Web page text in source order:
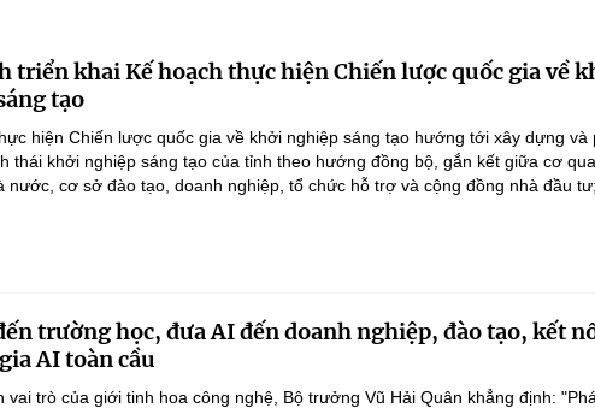
triển khai Kế hoạch thực hiện Chiến lược quốc gia về
tạo
hiện Chiến lược quốc gia về khởi nghiệp sáng tạo hướng tới xây dựng và
thái khởi nghiệp sáng tạo của tỉnh theo hướng đồng bộ, gắn kết giữa cơ
nước, cơ sở đào tạo, doanh nghiệp, tổ chức hỗ trợ và cộng đồng nhà đầu
trường học, đưa AI đến doanh nghiệp, đào tạo, kết
AI toàn cầu
vai trò của giới tinh hoa công nghệ, Bộ trưởng Vũ Hải Quân khẳng định: